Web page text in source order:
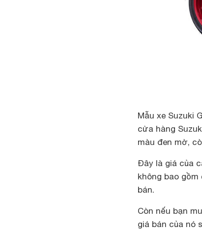
Mẫu xe Suzuki
cửa hàng
màu đen mờ,
Đây là giá của
không bao
bán.
Còn nếu bạn
giá bán của nó